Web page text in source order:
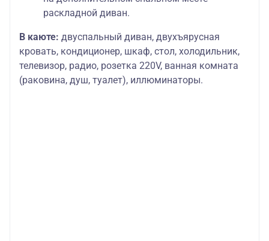
раскладной диван.
В каюте: двуспальный диван, двухъярусная
кровать, кондиционер, шкаф, стол, холодильник,
телевизор, радио, розетка 220V, ванная комната
(раковина, душ, туалет), иллюминаторы.